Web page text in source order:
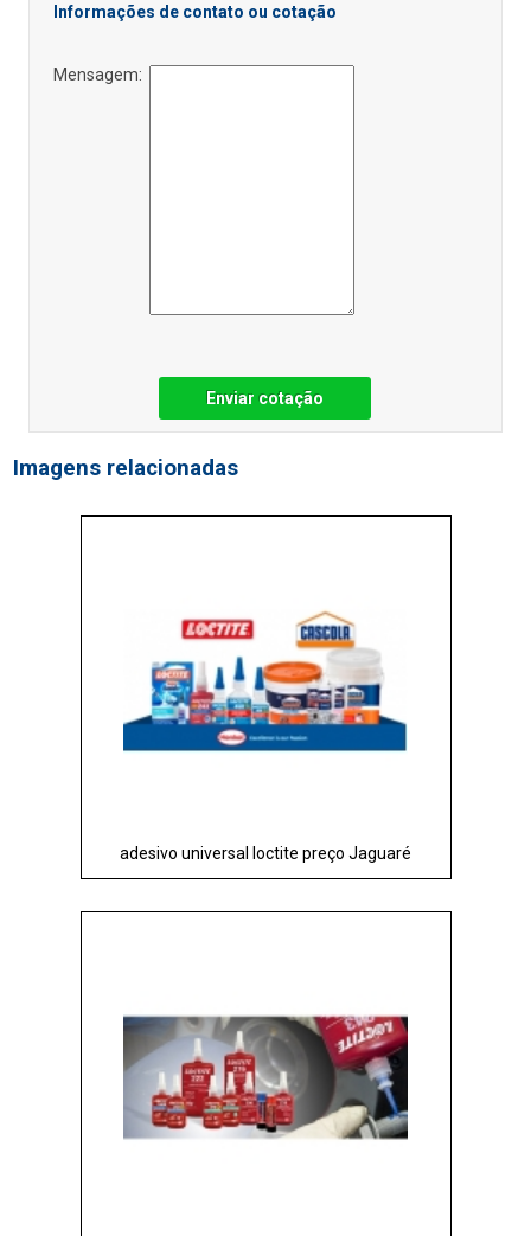
Informações de contato ou cotação
Mensagem:
Enviar cotação
Imagens relacionadas
adesivo universal loctite preço Jaguaré